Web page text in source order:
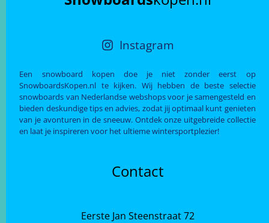
Instagram
Een snowboard kopen doe je niet zonder eerst op
SnowboardsKopen.nl te kijken. Wij hebben de beste selectie
snowboards van Nederlandse webshops voor je samengesteld en
bieden deskundige tips en advies, zodat jij optimaal kunt genieten
van je avonturen in de sneeuw. Ontdek onze uitgebreide collectie
en laat je inspireren voor het ultieme wintersportplezier!
Contact
Eerste Jan Steenstraat 72